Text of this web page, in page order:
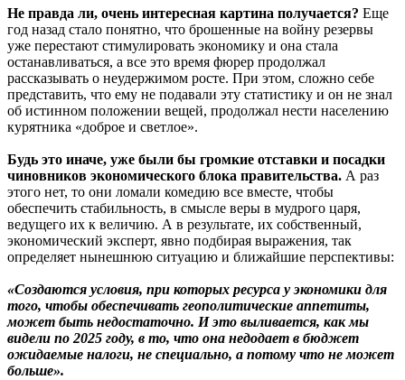
Не правда ли, очень интересная картина получается? Еще
год назад стало понятно, что брошенные на войну резервы
уже перестают стимулировать экономику и она стала
останавливаться, а все это время фюрер продолжал
рассказывать о неудержимом росте. При этом, сложно себе
представить, что ему не подавали эту статистику и он не знал
об истинном положении вещей, продолжал нести населению
курятника «доброе и светлое».
Будь это иначе, уже были бы громкие отставки и посадки
чиновников экономического блока правительства. А раз
этого нет, то они ломали комедию все вместе, чтобы
обеспечить стабильность, в смысле веры в мудрого царя,
ведущего их к величию. А в результате, их собственный,
экономический эксперт, явно подбирая выражения, так
определяет нынешнюю ситуацию и ближайшие перспективы:
«Создаются условия, при которых ресурса у экономики для
того, чтобы обеспечивать геополитические аппетиты,
может быть недостаточно. И это выливается, как мы
видели по 2025 году, в то, что она недодает в бюджет
ожидаемые налоги, не специально, а потому что не может
больше».